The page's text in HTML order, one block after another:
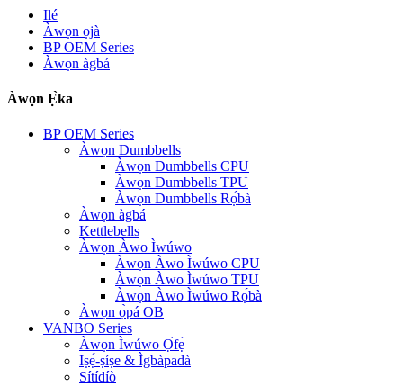
Ilé
Àwọn ọjà
BP OEM Series
Àwọn àgbá
Àwọn Ẹ̀ka
BP OEM Series
Àwọn Dumbbells
Àwọn Dumbbells CPU
Àwọn Dumbbells TPU
Àwọn Dumbbells Rọ́bà
Àwọn àgbá
Kettlebells
Àwọn Àwo Ìwúwo
Àwọn Àwo Ìwúwo CPU
Àwọn Àwo Ìwúwo TPU
Àwọn Àwo Ìwúwo Rọ́bà
Àwọn ọ̀pá OB
VANBO Series
Àwọn Ìwúwo Ọ̀fẹ́
Iṣẹ́-ṣíṣe & Ìgbàpadà
Sítídíò